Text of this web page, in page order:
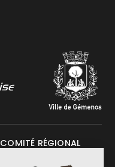
COMITÉ RÉGIONAL